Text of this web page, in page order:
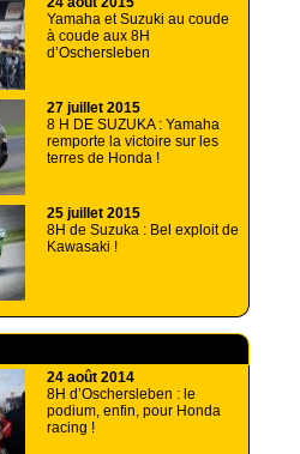
Yamaha et Suzuki au coude
à coude aux 8H
d’Oschersleben
27 juillet 2015
8 H DE SUZUKA : Yamaha
remporte la victoire sur les
terres de Honda !
25 juillet 2015
8H de Suzuka : Bel exploit de
Kawasaki !
24 août 2014
8H d’Oschersleben : le
podium, enfin, pour Honda
racing !